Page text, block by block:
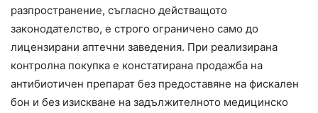
разпространение, съгласно действащото
законодателство, е строго ограничено само до
лицензирани аптечни заведения. При реализирана
контролна покупка е констатирана продажба на
антибиотичен препарат без предоставяне на фискален
бон и без изискване на задължителното медицинско